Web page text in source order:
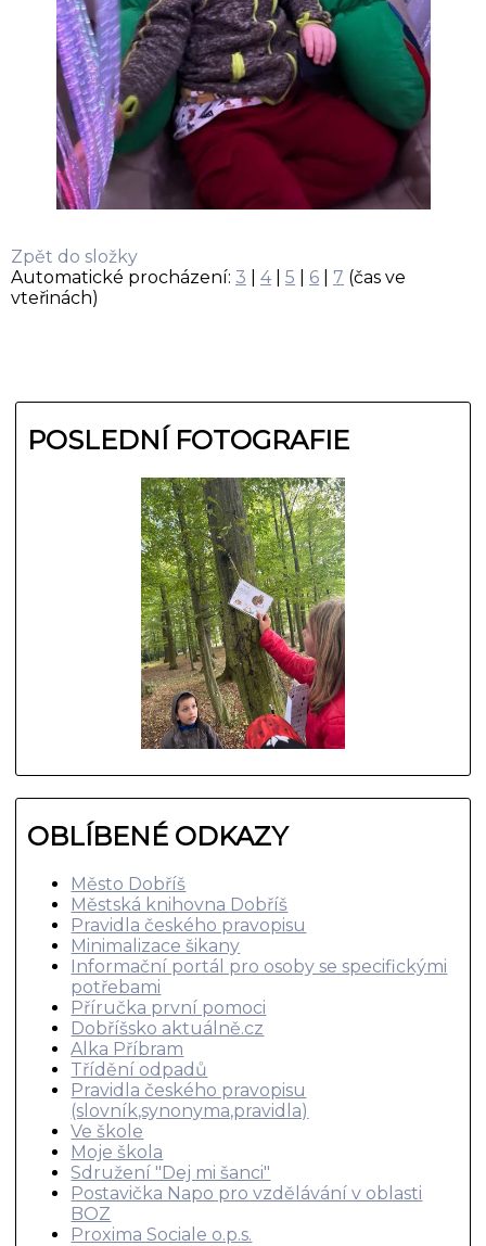
Zpět do složky
Automatické procházení: 3 4| 5 6 7 (čas ve
vteřinách)
POSLEDNÍ FOTOGRAFIE
OBLÍBENÉ ODKAZY
Město Dobříš
Městská knihovna Dobříš
Pravidla českého pravopisu
Minimalizace šikany
Informační portál pro osoby se specifickými
potřebami
Příručka první pomoci
Dobříšsko aktuálně.cz
Alka Příbram
Třídění odpadů
Pravidla českého pravopisu
(slovník,synonyma,pravidla)
Ve škole
Moje škola
Sdružení "Dej mi šanci"
Postavička Napo pro vzdělávání v oblasti
BOZ
Proxima Sociale o.p.s.